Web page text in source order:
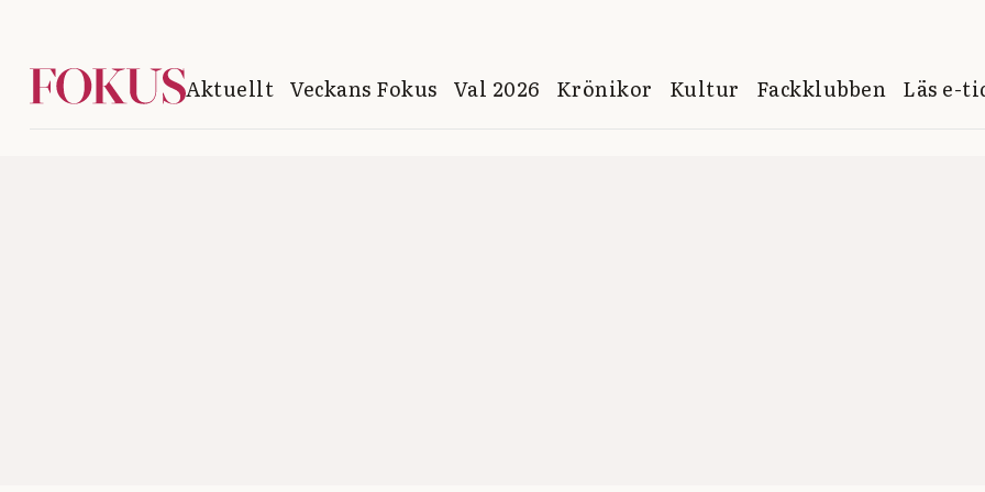
Aktuellt Veckans Fokus Val 2026 Krönikor Kultur Fackklubben Läs e-